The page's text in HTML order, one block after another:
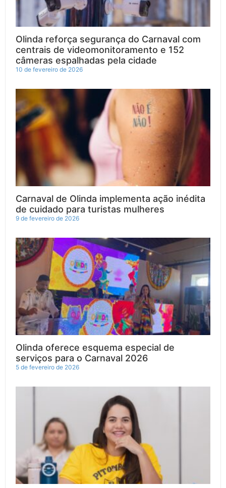
Olinda reforça segurança do Carnaval com
centrais de videomonitoramento e 152
câmeras espalhadas pela cidade
10 de fevereiro de 2026
Carnaval de Olinda implementa ação inédita
de cuidado para turistas mulheres
9 de fevereiro de 2026
Olinda oferece esquema especial de
serviços para o Carnaval 2026
5 de fevereiro de 2026